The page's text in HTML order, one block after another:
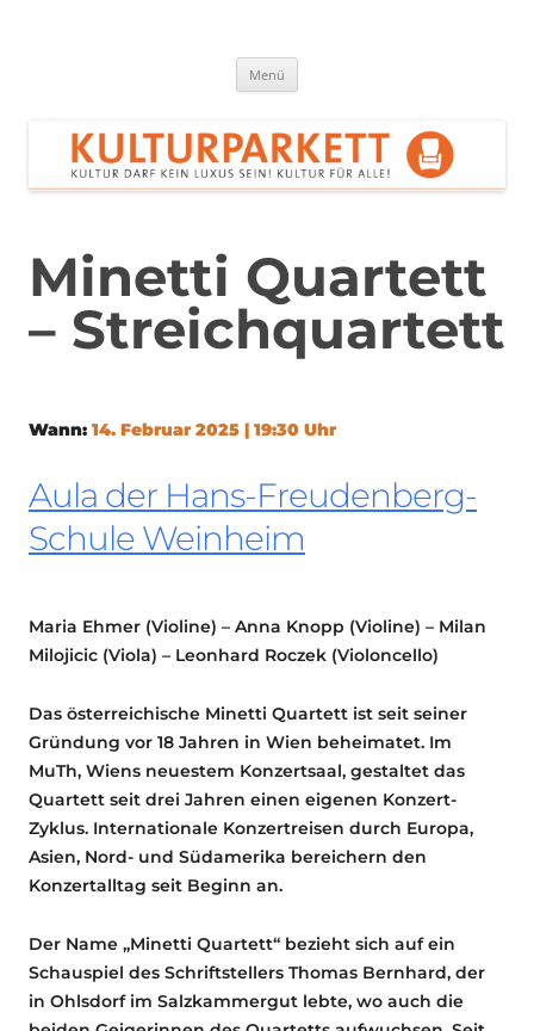
Menü
Minetti Quartett
– Streichquartett
Wann: 14. Februar 2025 | 19:30 Uhr
Aula der Hans-Freudenberg-
Schule Weinheim
Maria Ehmer (Violine) – Anna Knopp (Violine) – Milan
Milojicic (Viola) – Leonhard Roczek (Violoncello)
Das österreichische Minetti Quartett ist seit seiner
Gründung vor 18 Jahren in Wien beheimatet. Im
MuTh, Wiens neuestem Konzertsaal, gestaltet das
Quartett seit drei Jahren einen eigenen Konzert-
Zyklus. Internationale Konzertreisen durch Europa,
Asien, Nord- und Südamerika bereichern den
Konzertalltag seit Beginn an.
Der Name „Minetti Quartett“ bezieht sich auf ein
Schauspiel des Schriftstellers Thomas Bernhard, der
in Ohlsdorf im Salzkammergut lebte, wo auch die